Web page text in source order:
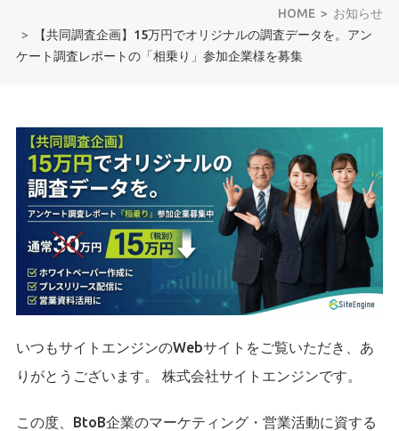
HOME
お知らせ
【共同調査企画】15万円でオリジナルの調査データを。アン
ケート調査レポートの「相乗り」参加企業様を募集
いつもサイトエンジンのWebサイトをご覧いただき、あ
りがとうございます。 株式会社サイトエンジンです。
この度、BtoB企業のマーケティング・営業活動に資する